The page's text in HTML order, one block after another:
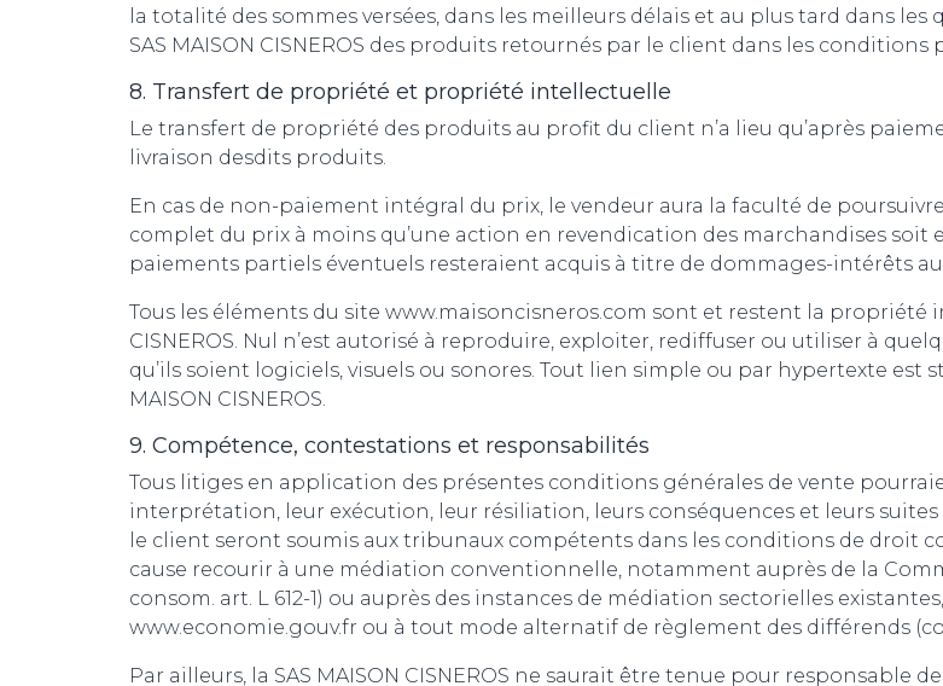
la totalité des sommes versées, dans les meilleurs délais et au plus tard dans
SAS MAISON CISNEROS des produits retournés par le client dans les conditions
8. Transfert de propriété et propriété intellectuelle
Le transfert de propriété des produits au profit du client n’a lieu qu’après
livraison desdits produits.
En cas de non-paiement intégral du prix, le vendeur aura la faculté de
complet du prix à moins qu’une action en revendication des marchandises soit
paiements partiels éventuels resteraient acquis à titre de dommages-intérêts
Tous les éléments du site www.maisoncisneros.com sont et restent la propriété
CISNEROS. Nul n’est autorisé à reproduire, exploiter, rediffuser ou utiliser à
qu’ils soient logiciels, visuels ou sonores. Tout lien simple ou par hypertexte
MAISON CISNEROS.
9. Compétence, contestations et responsabilités
Tous litiges en application des présentes conditions générales de vente
interprétation, leur exécution, leur résiliation, leurs conséquences et leurs
le client seront soumis aux tribunaux compétents dans les conditions de droit
cause recourir à une médiation conventionnelle, notamment auprès de la
consom. art. L 612-1) ou auprès des instances de médiation sectorielles
www.economie.gouv.fr ou à tout mode alternatif de règlement des différends
Par ailleurs, la SAS MAISON CISNEROS ne saurait être tenue pour responsable